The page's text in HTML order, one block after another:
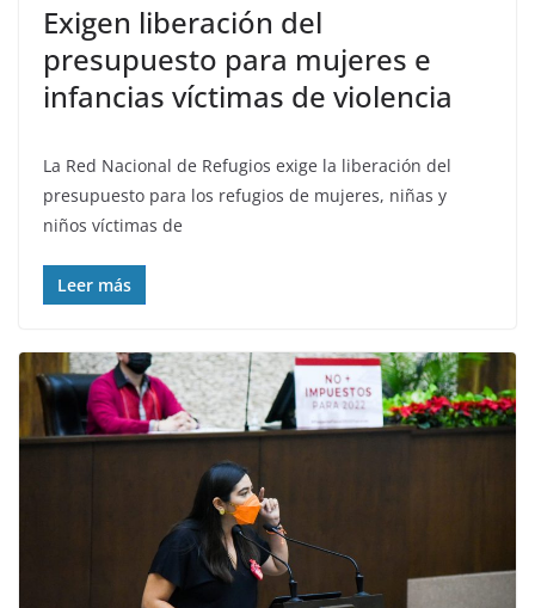
Exigen liberación del
presupuesto para mujeres e
infancias víctimas de violencia
La Red Nacional de Refugios exige la liberación del
presupuesto para los refugios de mujeres, niñas y
niños víctimas de
Leer más